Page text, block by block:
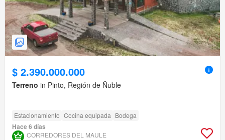
$ 2.390.000.000
Terreno in Pinto, Región de Ñuble
Estacionamiento Cocina equipada Bodega
Hace 6 días
CORREDORES DEL MAULE